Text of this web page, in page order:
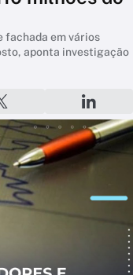
fachada em vários
aponta investigação